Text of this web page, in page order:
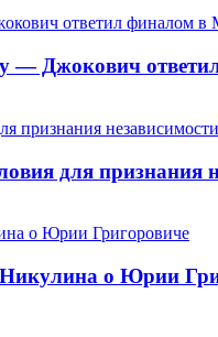
— Джокович
для признания
о Юрии